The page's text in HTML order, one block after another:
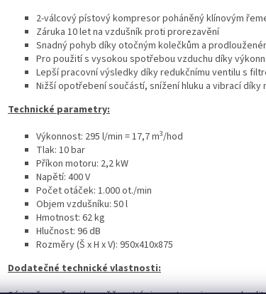
2-válcový pístový kompresor poháněný klínovým
Záruka 10 let na vzdušník proti prorezavění
Snadný pohyb díky otočným kolečkům a
Pro použití s vysokou spotřebou vzduchu díky
Lepší pracovní výsledky díky redukčnímu ventilu s
Nižší opotřebení součástí, snížení hluku a vibrací
Technické parametry:
Výkonnost: 295 l/min = 17,7 m3/hod
Tlak: 10 bar
Příkon motoru: 2,2 kW
Napětí: 400 V
Počet otáček: 1.000 ot./min
Objem vzdušníku: 50 l
Hmotnost: 62 kg
Hlučnost: 96 dB
Rozměry (Š x H x V): 950x410x875
Dodatečné technické vlastnosti: